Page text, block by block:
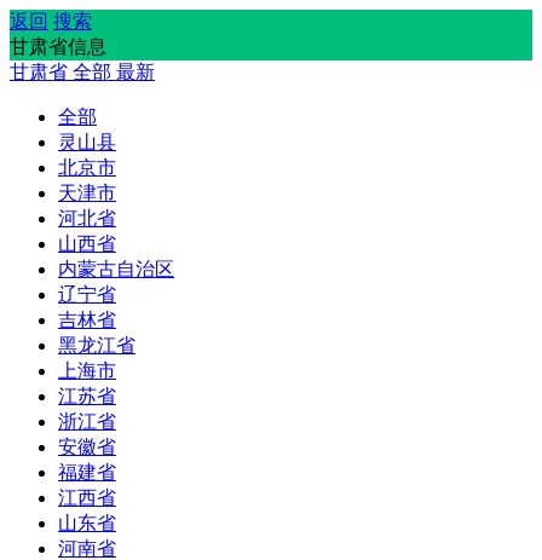
返回 搜索
甘肃省信息
甘肃省 全部 最新
全部
灵山县
北京市
天津市
河北省
山西省
内蒙古自治区
辽宁省
吉林省
黑龙江省
上海市
江苏省
浙江省
安徽省
福建省
江西省
山东省
河南省